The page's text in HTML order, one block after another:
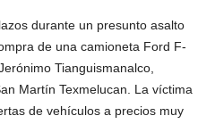
durante un presunto asalto
de una camioneta Ford F-
Tianguismanalco,
Martín Texmelucan. La víctima
de vehículos a precios muy